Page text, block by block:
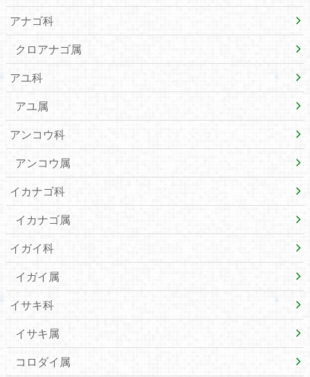
アナゴ科
クロアナゴ属
アユ科
アユ属
アンコウ科
アンコウ属
イカナゴ科
イカナゴ属
イガイ科
イガイ属
イサキ科
イサキ属
コロダイ属